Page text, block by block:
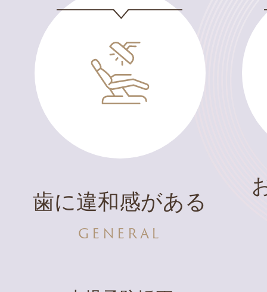
妊娠して
歯が弱くな
歯に違和感がある
GENERAL